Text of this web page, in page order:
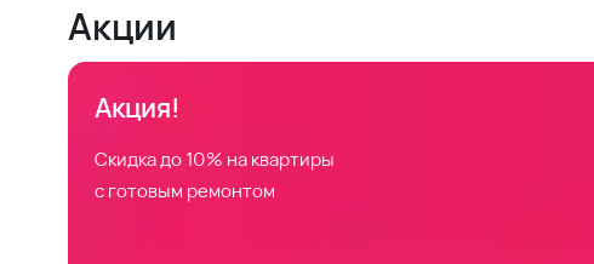
Акции
Акция!
Скидка до 10% на квартиры
с готовым ремонтом